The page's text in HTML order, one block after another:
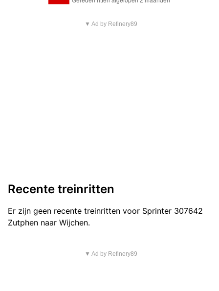
▼ Ad by Refinery89
Recente treinritten
Er zijn geen recente treinritten voor Sprinter 307642
Zutphen naar Wijchen.
▼ Ad by Refinery89